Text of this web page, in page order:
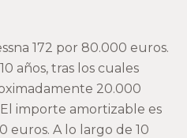
172 por 80.000 euros.
años, tras los cuales
20.000
importe amortizable es
euros. A lo largo de 10